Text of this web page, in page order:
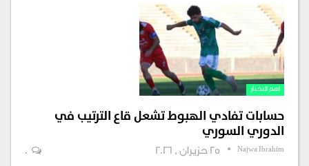
اهم الاخبار
حسابات تفادي الهبوط تشعل قاع الترتيب في
الدوري السوري
Najwa Ibrahim 25 حزيران , 2026 0